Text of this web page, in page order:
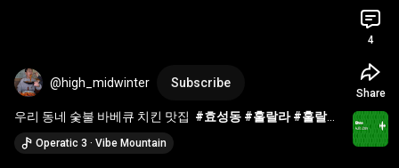
@high_midwinter Subscribe
우리 동네 숯불 바베큐 치킨 맛집 #효성동 #훌랄라 #훌랄라
숯불바베큐#훌랄라숯불바베큐치킨
Operatic 3 · Vibe Mountain
4
Share